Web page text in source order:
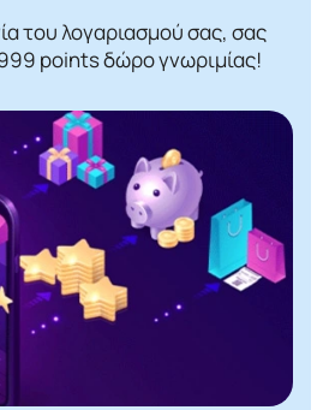
του λογαριασμού σας, σας
points δώρο γνωριμίας!